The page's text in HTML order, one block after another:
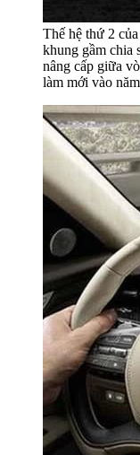
Thế hệ thứ 2
khung gầm chia
nâng cấp giữa
làm mới vào